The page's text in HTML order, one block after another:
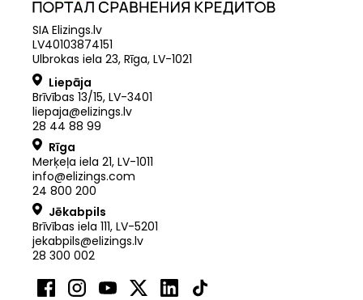
SIA Elizings.lv
LV40103874151
Ulbrokas iela 23, Rīga, LV-1021
Liepāja
Brīvības 13/15, LV-3401
liepaja@elizings.lv
28 44 88 99
Rīga
Merķeļa iela 21, LV-1011
info@elizings.com
24 800 200
Jēkabpils
Brīvības iela 111, LV-5201
jekabpils@elizings.lv
28 300 002